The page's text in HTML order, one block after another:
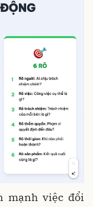
mạnh việc đổi